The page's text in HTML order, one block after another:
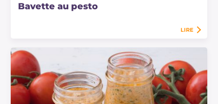
Bavette au pesto
LIRE